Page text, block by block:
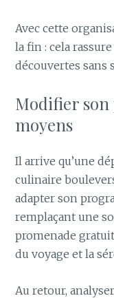
Avec cette
la fin : cela
découvertes sans
Modifier son
moyens
Il arrive qu’une
culinaire
adapter son
remplaçant une
promenade
du voyage et la
Au retour,